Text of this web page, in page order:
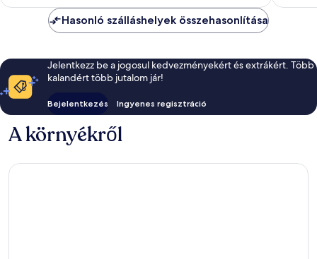
Hasonló szálláshelyek összehasonlítása
Jelentkezz be a jogosul kedvezményekért és extrákért. Több
kalandért több jutalom jár!
Bejelentkezés Ingyenes regisztráció
A környékről